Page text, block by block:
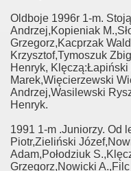
Oldboje 1996r 1-m.
Andrzej,Kopieniak
Grzegorz,Kacprzak
Krzysztof,Tymoszuk
Henryk, Klęczą:Łapiński
Marek,Więcierzewski
Andrzej,Wasilewski
Henryk.
1991 1-m .Juniorzy. Od
Piotr,Zieliński
Adam,Połodziuk
Grzegorz,Nowicki